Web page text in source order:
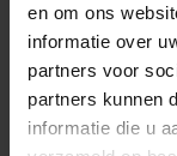
en om ons
informatie over
partners voor
partners kunnen
informatie die u
Bomvol
Deze zomer